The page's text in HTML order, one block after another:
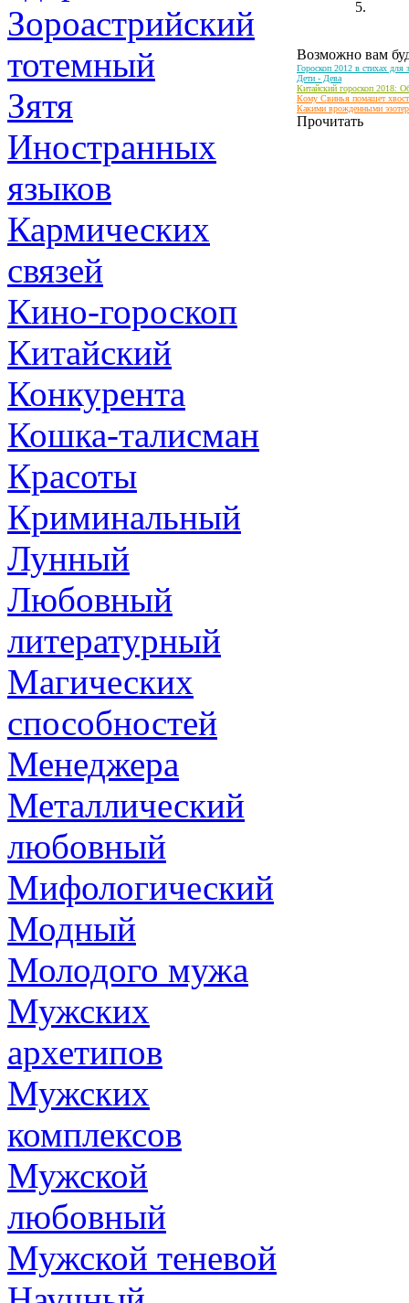
Зороастрийский
тотемный
Зятя
Иностранных
языков
Кармических
связей
Кино-гороскоп
Китайский
Конкурента
Кошка-талисман
Красоты
Криминальный
Лунный
Любовный
литературный
Магических
способностей
Менеджера
Металлический
любовный
Мифологический
Модный
Молодого мужа
Мужских
архетипов
Мужских
комплексов
Мужской
любовный
Мужской теневой
Возможно вам
Гороскоп 2012 в стихах для
Дети - Дева
Китайский гороскоп 2018:
Кому Свинья помашет
Какими врожденными
Прочитать